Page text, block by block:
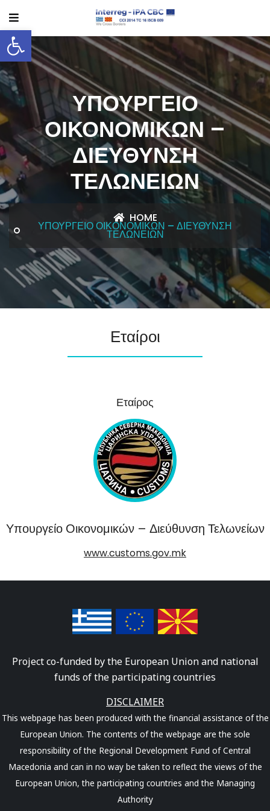
Ανοίξτε τη γραμμή εργαλείων
ΥΠΟΥΡΓΕΊΟ
ΟΙΚΟΝΟΜΙΚΏΝ –
ΔΙΕΎΘΥΝΣΗ
ΤΕΛΩΝΕΊΩΝ
HOME
ΥΠΟΥΡΓΕΊΟ ΟΙΚΟΝΟΜΙΚΏΝ – ΔΙΕΎΘΥΝΣΗ
ΤΕΛΩΝΕΊΩΝ
Εταίροι
Εταίρος
Υπουργείο Οικονομικών – Διεύθυνση Τελωνείων
www.customs.gov.mk
Project co-funded by the European Union and national
funds of the participating countries
DISCLAIMER
This webpage has been produced with the financial assistance of the
European Union. The contents of the webpage are the sole
responsibility of the Regional Development Fund of Central
Macedonia and can in no way be taken to reflect the views of the
European Union, the participating countries and the Managing
Authority